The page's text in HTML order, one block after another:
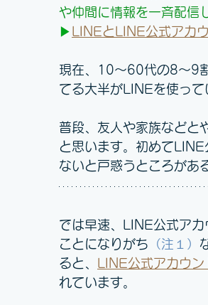
や仲間に情報を一斉配信
▶
LINEとLINE公式アカ
現在、10～60代の8～9
てる大半がLINEを使っ
普段、友人や家族などと
と思います。初めて
ないと戸惑うところがあ
では早速、LINE公式ア
ことになりがち （注１）
ると、
LINE公式アカウ
れています。